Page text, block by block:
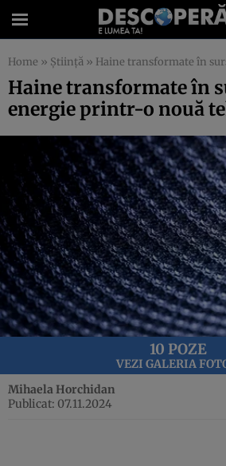
Home » Știință » Haine transformate în surse de
Haine transformate în
energie printr-o nouă
10 POZE
VEZI GALERIA
Mihaela Horchidan
Publicat: 07.11.2024